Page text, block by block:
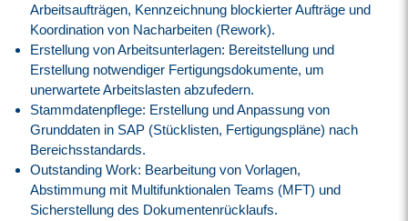
Arbeitsaufträgen, Kennzeichnung blockierter Aufträge und
Koordination von Nacharbeiten (Rework).
Erstellung von Arbeitsunterlagen: Bereitstellung und
Erstellung notwendiger Fertigungsdokumente, um
unerwartete Arbeitslasten abzufedern.
Stammdatenpflege: Erstellung und Anpassung von
Grunddaten in SAP (Stücklisten, Fertigungspläne) nach
Bereichsstandards.
Outstanding Work: Bearbeitung von Vorlagen,
Abstimmung mit Multifunktionalen Teams (MFT) und
Sicherstellung des Dokumentenrücklaufs.